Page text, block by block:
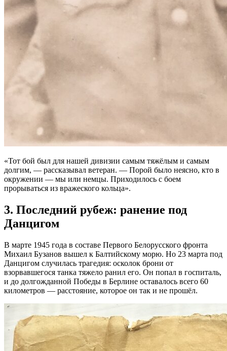
«Тот бой был для нашей дивизии самым тяжёлым и самым
долгим, — рассказывал ветеран. — Порой было неясно, кто в
окружении — мы или немцы. Приходилось с боем
прорываться из вражеского кольца».
3. Последний рубеж: ранение под
Данцигом
В марте 1945 года в составе Первого Белорусского фронта
Михаил Бузанов вышел к Балтийскому морю. Но 23 марта под
Данцигом случилась трагедия: осколок брони от
взорвавшегося танка тяжело ранил его. Он попал в госпиталь,
и до долгожданной Победы в Берлине оставалось всего 60
километров — расстояние, которое он так и не прошёл.